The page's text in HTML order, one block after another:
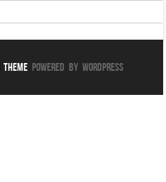
Powered By WordPress